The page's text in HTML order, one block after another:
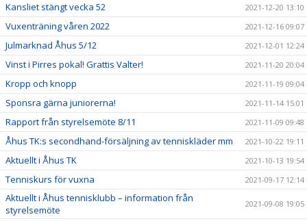
Kansliet stängt vecka 52 2021-12-20 13:10
Vuxenträning våren 2022 2021-12-16 09:07
Julmarknad Åhus 5/12 2021-12-01 12:24
Vinst i Pirres pokal! Grattis Valter! 2021-11-20 20:04
Kropp och knopp 2021-11-19 09:04
Sponsra gärna juniorerna! 2021-11-14 15:01
Rapport från styrelsemöte 8/11 2021-11-09 09:48
Åhus TK:s secondhand-försäljning av tenniskläder mm 2021-10-22 19:11
Aktuellt i Åhus TK 2021-10-13 19:54
Tenniskurs för vuxna 2021-09-17 12:14
Aktuellt i Åhus tennisklubb – information från
styrelsemöte
2021-09-08 19:05